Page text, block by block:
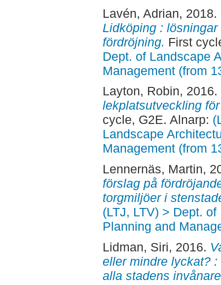
Lavén, Adrian, 2018.
Lidköping :
fördröjning. First
Dept. of Landscape
Management (from
Layton, Robin, 2016.
lekplatsutveckling
cycle, G2E. Alnarp:
Landscape
Management (from
Lennernäs, Martin,
förslag på
torgmiljöer i
(LTJ, LTV) > Dept.
Planning and
Lidman, Siri, 2016.
eller mindre lyckat?
alla stadens